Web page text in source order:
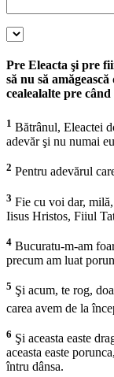
Pre Eleacta şi pre
să nu să
cealealalte pre
1 Bătrânul, Eleactei
adevăr şi nu numai
2 Pentru adevărul
3 Fie cu voi dar,
Iisus Hristos, Fiiul
4 Bucuratu-m-am
precum am luat
5 Şi acum, te rog,
carea avem de la
6 Şi aceasta easte
aceasta easte
întru dânsa.